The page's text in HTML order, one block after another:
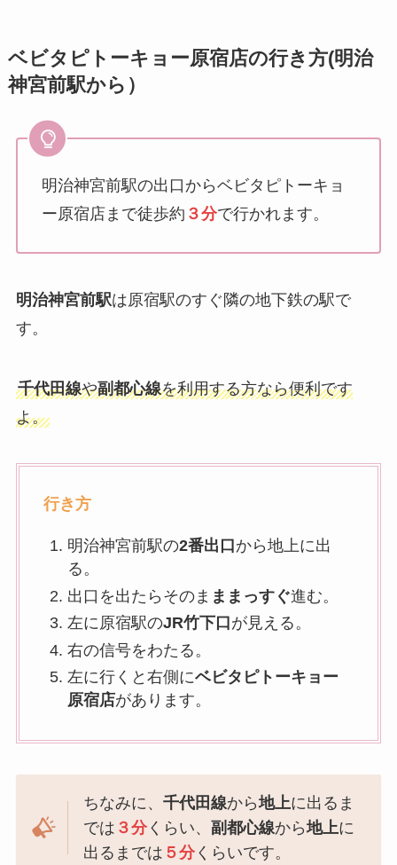
ベビタピトーキョー原宿店の行き方(明治
神宮前駅から）
明治神宮前駅の出口からベビタピトーキョ
ー原宿店まで徒歩約 ３分で行かれます。
明治神宮前駅は原宿駅のすぐ隣の地下鉄の駅で
す。
千代田線や副都心線を利用する方なら便利です
よ。
行き方
明治神宮前駅の2番出口 から地上に出
る。
出口を出たらそのま ままっすぐ進む。
左に原宿駅のJR竹下口 が見える。
右の信号をわたる。
左に行くと右側にベビタピトーキョー
原宿店があります。
ちなみに、千代田線から地上に出るま
では ３分くらい、副都心線から地上に
出るまでは ５分くらいです。